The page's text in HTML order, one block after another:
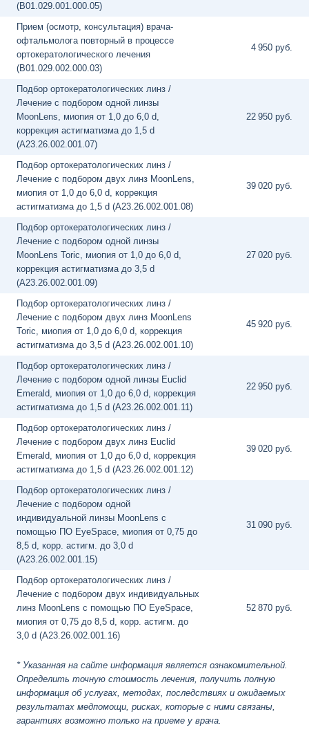
(B01.029.001.000.05)
Прием (осмотр, консультация) врача-
офтальмолога повторный в процессе
ортокератологического лечения
(B01.029.002.000.03)
4 950 руб.
Подбор ортокератологических линз /
Лечение с подбором одной линзы
MoonLens, миопия от 1,0 до 6,0 d,
коррекция астигматизма до 1,5 d
(A23.26.002.001.07)
22 950 руб.
Подбор ортокератологических линз /
Лечение с подбором двух линз MoonLens,
миопия от 1,0 до 6,0 d, коррекция
астигматизма до 1,5 d (A23.26.002.001.08)
39 020 руб.
Подбор ортокератологических линз /
Лечение с подбором одной линзы
MoonLens Toric, миопия от 1,0 до 6,0 d,
коррекция астигматизма до 3,5 d
(A23.26.002.001.09)
27 020 руб.
Подбор ортокератологических линз /
Лечение с подбором двух линз MoonLens
Toric, миопия от 1,0 до 6,0 d, коррекция
астигматизма до 3,5 d (A23.26.002.001.10)
45 920 руб.
Подбор ортокератологических линз /
Лечение с подбором одной линзы Euclid
Emerald, миопия от 1,0 до 6,0 d, коррекция
астигматизма до 1,5 d (A23.26.002.001.11)
22 950 руб.
Подбор ортокератологических линз /
Лечение с подбором двух линз Euclid
Emerald, миопия от 1,0 до 6,0 d, коррекция
астигматизма до 1,5 d (A23.26.002.001.12)
39 020 руб.
Подбор ортокератологических линз /
Лечение с подбором одной
индивидуальной линзы MoonLens с
помощью ПО EyeSpace, миопия от 0,75 до
8,5 d, корр. астигм. до 3,0 d
(A23.26.002.001.15)
31 090 руб.
Подбор ортокератологических линз /
Лечение с подбором двух индивидуальных
линз MoonLens с помощью ПО EyeSpace,
миопия от 0,75 до 8,5 d, корр. астигм. до
3,0 d (A23.26.002.001.16)
52 870 руб.
* Указанная на сайте информация является ознакомительной.
Определить точную стоимость лечения, получить полную
информация об услугах, методах, последствиях и ожидаемых
результатах медпомощи, рисках, которые с ними связаны,
гарантиях возможно только на приеме у врача.